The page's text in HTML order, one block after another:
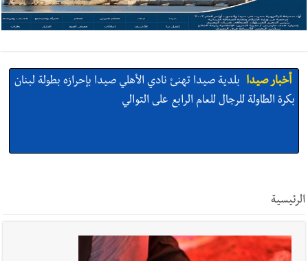
أخبار صيدا بلدية صيدا تهنئ نادي الأهلي صيدا بإحرازه بطولة لبنان
بكرة الطاولة للرجال للعام الرابع على التوالي
أخبار صيدا
عمر مرجان يتصل برئيس النادي الرياضي مهنئا بإحراز
الرئيسية